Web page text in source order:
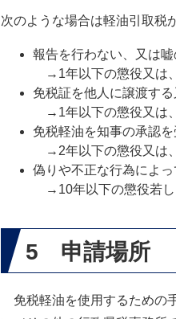
次のような場合は軽油引取税
報告を行わない、又は
→1年以下の懲役又は
免税証を他人に譲渡す
→1年以下の懲役又は
免税軽油を知事の承認
→2年以下の懲役又は
偽りや不正な行為によ
→10年以下の懲役若し
5 申請場所
免税軽油を使用するための